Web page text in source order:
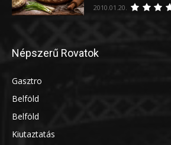
2010.01.20.
Népszerű Rovatok
Gasztro
Belföld
Belföld
Kiutaztatás